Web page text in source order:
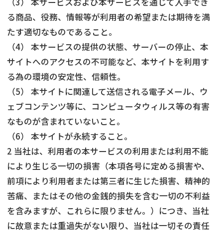
る商品、役務、情報等が利用者の希望または期待を満
たす適切なものであること。
（4） 本サービスの提供の状態、サーバーの停止、本
サイトへのアクセスの不可能など、本サイトを利用す
る為の環境の安定性、信頼性。
（5） 本サイトに関連して送信される電子メール、ウ
ェブコンテンツ等に、コンピュータウィルス等の有害
なものが含まれていないこと。
（6） 本サイトが永続すること。
2 当社は、利用者の本サービスの利用または利用不能
により生じる一切の損害（本項各号に定める損害や、
前項により利用者または第三者に生じた損害、精神的
苦痛、またはその他の金銭的損失を含む一切の不利益
を含みますが、これらに限りません。）につき、当社
に故意または重過失がない限り、当社は一切その責任